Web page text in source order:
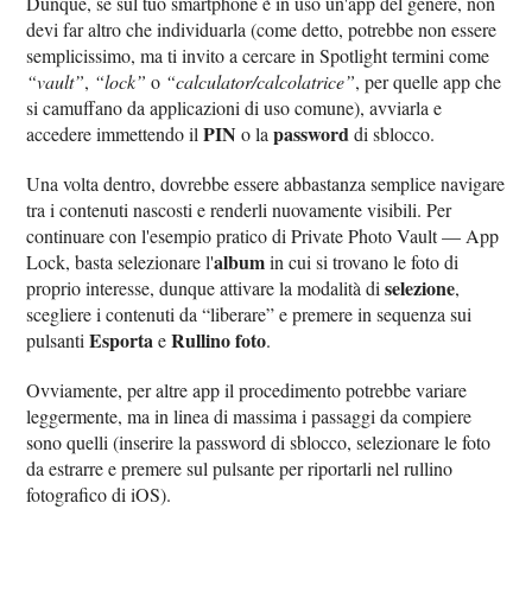
devi far altro che individuarla (come detto, potrebbe non essere
semplicissimo, ma ti invito a cercare in Spotlight termini come
“vault”, “lock” o “calculator/calcolatrice”, per quelle app che
si camuffano da applicazioni di uso comune), avviarla e
accedere immettendo ilPIN o lapassworddi sblocco.
Una volta dentro, dovrebbe essere abbastanza semplice navigare
tra i contenuti nascosti e renderli nuovamente visibili. Per
continuare con l'esempio pratico di Private Photo Vault — App
Lock, basta selezionare l'albumin cui si trovano le foto di
proprio interesse, dunque attivare la modalità diselezione,
scegliere i contenuti da “liberare” e premere in sequenza sui
pulsantiEsportaeRullino foto.
Ovviamente, per altre app il procedimento potrebbe variare
leggermente, ma in linea di massima i passaggi da compiere
sono quelli (inserire la password di sblocco, selezionare le foto
da estrarre e premere sul pulsante per riportarli nel rullino
fotografico di iOS).